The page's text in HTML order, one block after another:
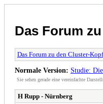
Das Forum
Das Forum zu den Cluster-
Normale Version: Studie:
Sie sehen gerade eine vereinfachte
H Rupp - Nürnberg